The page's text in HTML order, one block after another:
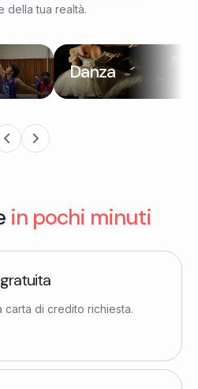
della tua realtà.
Danza
in pochi minuti
carta di credito richiesta.